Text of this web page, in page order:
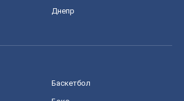
Днепр
Баскетбол